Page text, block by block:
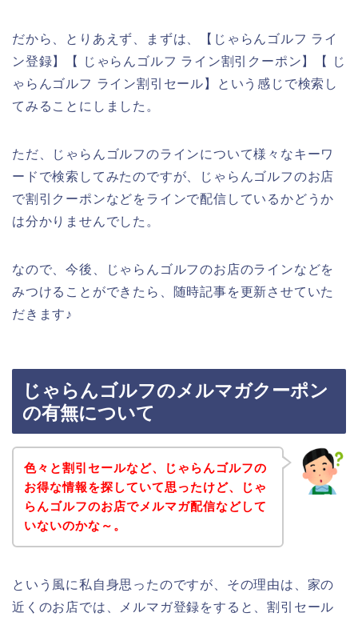
だから、とりあえず、まずは、【じゃらんゴルフ ライ
ン登録】【 じゃらんゴルフ ライン割引クーポン】【 じ
ゃらんゴルフ ライン割引セール】という感じで検索し
てみることにしました。
ただ、じゃらんゴルフのラインについて様々なキーワ
ードで検索してみたのですが、じゃらんゴルフのお店
で割引クーポンなどをラインで配信しているかどうか
は分かりませんでした。
なので、今後、じゃらんゴルフのお店のラインなどを
みつけることができたら、随時記事を更新させていた
だきます♪
じゃらんゴルフのメルマガクーポン
の有無について
色々と割引セールなど、じゃらんゴルフの
お得な情報を探していて思ったけど、じゃ
らんゴルフのお店でメルマガ配信などして
いないのかな～。
という風に私自身思ったのですが、その理由は、家の
近くのお店では、メルマガ登録をすると、割引セール